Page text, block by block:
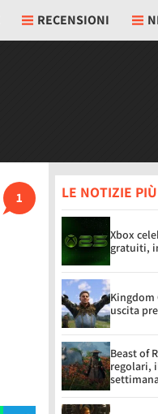
RECENSIONI
1 LE NOTIZIE
Xbox
gratuiti,
Kingdom
uscita
Beast of
regolari,